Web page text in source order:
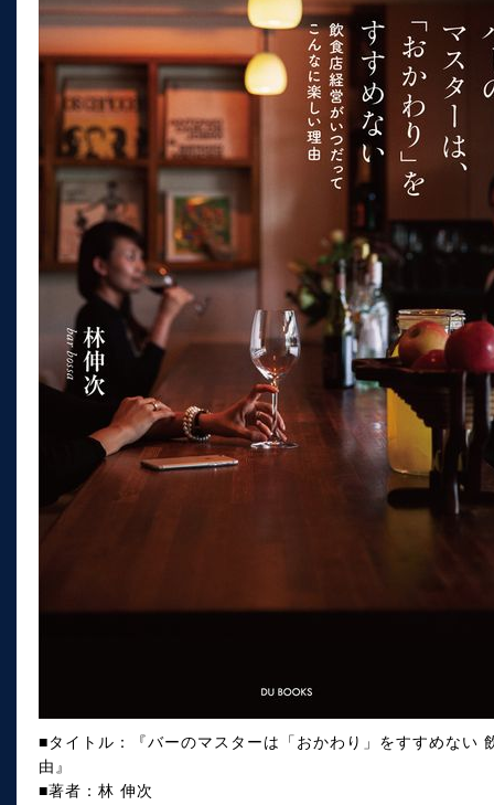
■タイトル：『バーのマスターは「おかわり」をすすめない
由』
■著者：林 伸次